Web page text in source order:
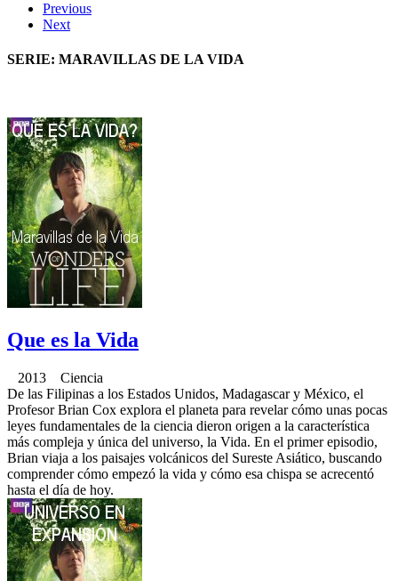
Previous
Next
SERIE: MARAVILLAS DE LA VIDA
Que es la Vida
2013 Ciencia
De las Filipinas a los Estados Unidos, Madagascar y México, el
Profesor Brian Cox explora el planeta para revelar cómo unas pocas
leyes fundamentales de la ciencia dieron origen a la característica
más compleja y única del universo, la Vida. En el primer episodio,
Brian viaja a los paisajes volcánicos del Sureste Asiático, buscando
comprender cómo empezó la vida y cómo esa chispa se acrecentó
hasta el día de hoy.